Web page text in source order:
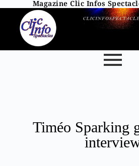
Magazine Clic Infos
Timéo Sparking